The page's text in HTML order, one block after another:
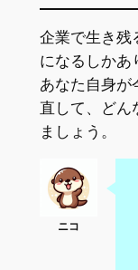
企業で生き残
になるしかあ
あなた自身が
直して、どん
ましょう。